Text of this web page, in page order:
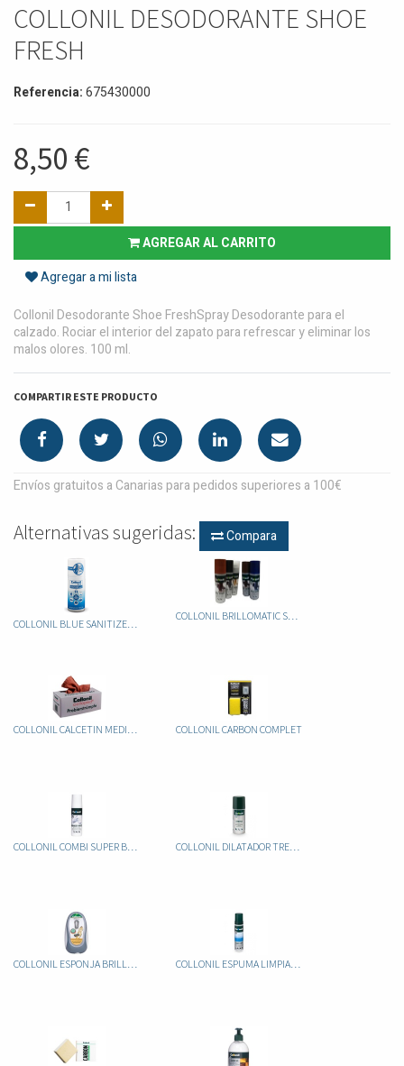
COLLONIL DESODORANTE SHOE
FRESH
Referencia:675430000
8,50 €
AGREGAR AL CARRITO
Agregar a mi lista
Collonil Desodorante Shoe FreshSpray Desodorante para el
calzado. Rociar el interior del zapato para refrescar y eliminar los
malos olores. 100 ml.
COMPARTIR ESTE PRODUCTO
Envíos gratuitos a Canarias para pedidos superiores a 100€
Alternativas sugeridas: Compara
COLLONIL BRILLOMATIC SELF SHINE
COLLONIL CARBON COMPLET